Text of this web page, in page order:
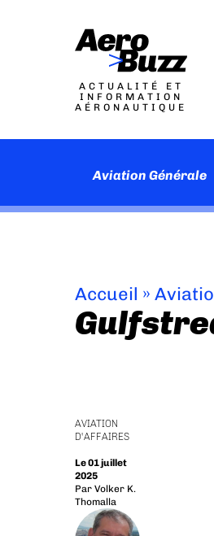
ACTUALITÉ ET
INFORMATION
AÉRONAUTIQUE
Aviation Générale
Accueil »
AVIATION
D'AFFAIRES
Le 01 juillet
2025
Par Volker K.
Thomalla